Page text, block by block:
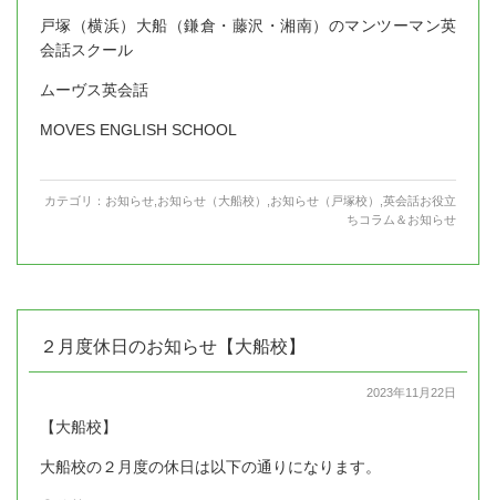
戸塚（横浜）大船（鎌倉・藤沢・湘南）のマンツーマン英
会話スクール
ムーヴス英会話
MOVES ENGLISH SCHOOL
カテゴリ： お知らせ お知らせ（大船校） お知らせ（戸塚校）
英会話お役立
ちコラム＆お知らせ
２月度休日のお知らせ【大船校】
2023年11月22日
【大船校】
大船校の２月度の休日は以下の通りになります。